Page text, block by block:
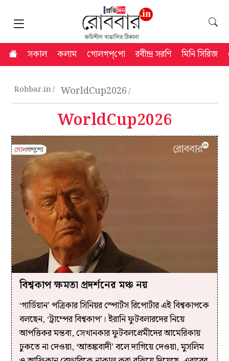
সকাল কলাম গোলগপ্‌পো রবীন্দ্র সরণি মিনি সিরিজ
Robbar.in WorldCup2026
WorldCup2026
বিশ্বকাপ ক্ষমতা প্রদর্শনের মঞ্চ নয়
‘গার্ডিয়ান’ পত্রিকার সিনিয়র স্পোর্টস রিপোর্টার এই বিশ্বকাপকে
বলছেন, ‘ট্রাম্পের বিশ্বকাপ’। ইরানি ফুটবলারদের নিয়ে
আপত্তিকর মন্তব্য, সেখানকার ফুটবলপ্রেমীদের আমেরিকায়
ঢুকতে না দেওয়া, ‘আতঙ্কবাদী’ বলে দাগিয়ে দেওয়া, মুসলিম